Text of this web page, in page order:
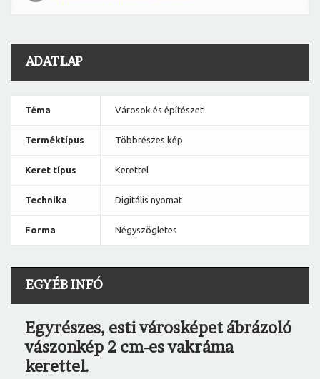
ADATLAP
Téma Városok és építészet
Terméktípus Többrészes kép
Keret típus Kerettel
Technika Digitális nyomat
Forma Négyszögletes
EGYÉB INFÓ
Egyrészes, esti városképet ábrázoló
vászonkép 2 cm-es vakráma
kerettel.